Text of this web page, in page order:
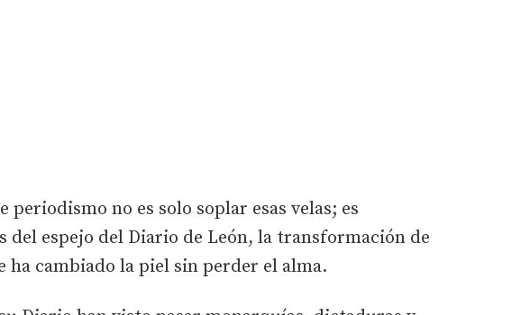
periodismo no es solo soplar esas velas; es
del espejo del Diario de León, la transformación de
ha cambiado la piel sin perder el alma.